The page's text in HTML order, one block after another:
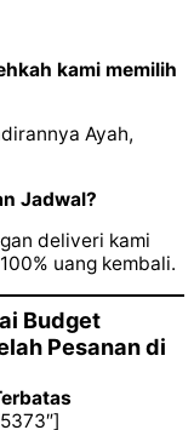
kami memilih
Ayah,
Jadwal?
deliveri kami
uang kembali.
Budget
Pesanan di